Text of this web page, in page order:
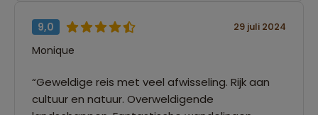
9,0 29 juli 2024
Monique
“Geweldige reis met veel afwisseling. Rijk aan
cultuur en natuur. Overweldigende